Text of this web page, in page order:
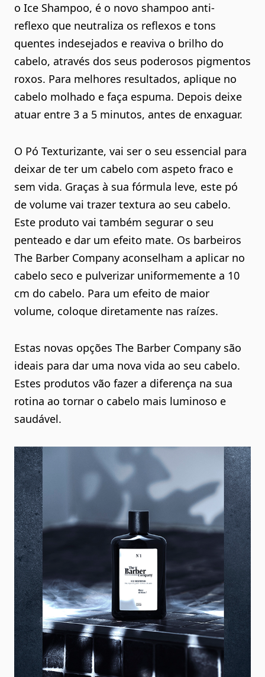
o Ice Shampoo, é o novo shampoo anti-
reflexo que neutraliza os reflexos e tons
quentes indesejados e reaviva o brilho do
cabelo, através dos seus poderosos pigmentos
roxos. Para melhores resultados, aplique no
cabelo molhado e faça espuma. Depois deixe
atuar entre 3 a 5 minutos, antes de enxaguar.
O Pó Texturizante, vai ser o seu essencial para
deixar de ter um cabelo com aspeto fraco e
sem vida. Graças à sua fórmula leve, este pó
de volume vai trazer textura ao seu cabelo.
Este produto vai também segurar o seu
penteado e dar um efeito mate. Os barbeiros
The Barber Company aconselham a aplicar no
cabelo seco e pulverizar uniformemente a 10
cm do cabelo. Para um efeito de maior
volume, coloque diretamente nas raízes.
Estas novas opções The Barber Company são
ideais para dar uma nova vida ao seu cabelo.
Estes produtos vão fazer a diferença na sua
rotina ao tornar o cabelo mais luminoso e
saudável.